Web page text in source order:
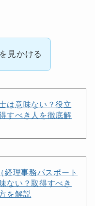
見かける
は意味ない？役立
すべき人を徹底解
経理事務パスポート
ない？取得すべき
を解説